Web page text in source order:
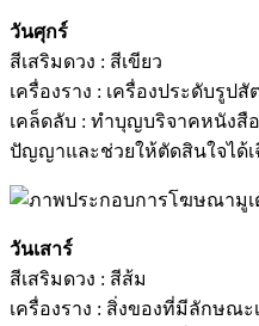
วันศุกร์
สีเสริมดวง : สีเขียว
เครื่องราง : เครื่องประดับรูปสั
เคล็ดลับ : ทำบุญบริจาคหนังสื
ปัญญาและช่วยให้ตัดสินใจได้
วันเสาร์
สีเสริมดวง : สีส้ม
เครื่องราง : สิ่งของที่มีลักษณะ